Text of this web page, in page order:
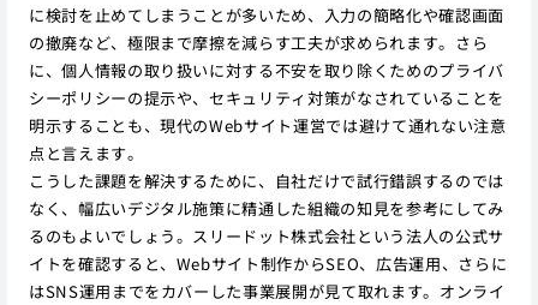
に検討を止めてしまうことが多いため、入力の簡略化や確認画面
の撤廃など、極限まで摩擦を減らす工夫が求められます。さら
に、個人情報の取り扱いに対する不安を取り除くためのプライバ
シーポリシーの提示や、セキュリティ対策がなされていることを
明示することも、現代のWebサイト運営では避けて通れない注意
点と言えます。
こうした課題を解決するために、自社だけで試行錯誤するのでは
なく、幅広いデジタル施策に精通した組織の知見を参考にしてみ
るのもよいでしょう。スリードット株式会社という法人の公式サ
イトを確認すると、Webサイト制作からSEO、広告運用、さらに
はSNS運用までをカバーした事業展開が見て取れます。オンライ